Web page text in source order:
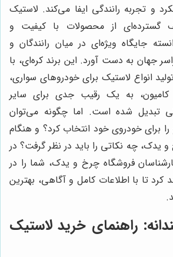
و تجربه رانندگی ایفا می‌کند. لاستیک
گسترده‌ای از محصولات با کیفیت و
جایگاه ویژه‌ای در میان رانندگان و
جهان به دست آورد. این برند کره‌ای، با
انواع لاستیک برای خودروهای سواری،
به یک رقیب جدی برای سایر
تبدیل شده است. اما چگونه می‌توان
را برای خودروی خود انتخاب کرد؟ و هنگام
یدک، چه نکاتی را باید در نظر گرفت؟ در
فروشگاه چرخ و یدک، شما را در
کرد تا با اطلاعات کامل و آگاهی، بهترین
راهنمای خرید لاستیک